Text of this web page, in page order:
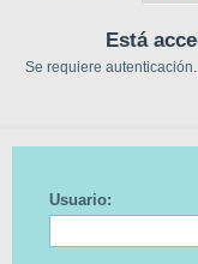
Está
Se requiere
Usuario: